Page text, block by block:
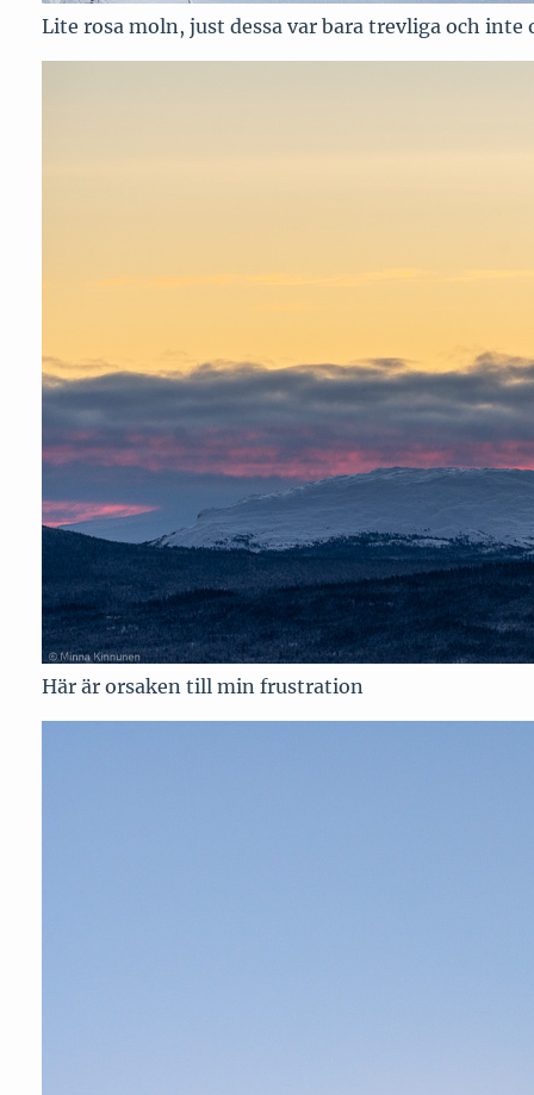
Lite rosa moln, just dessa var bara trevliga och
Här är orsaken till min frustration